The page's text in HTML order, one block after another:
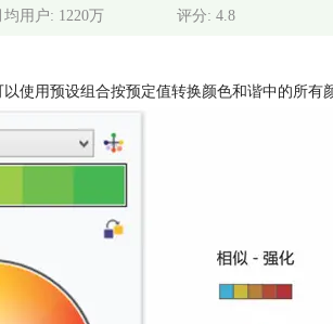
均用户: 1220万
评分: 4.8
使用预设组合按预定值转换颜色和谐中的所有